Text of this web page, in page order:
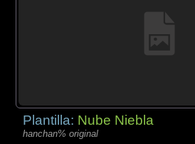
Plantilla: Nube Niebla
hanchan% original